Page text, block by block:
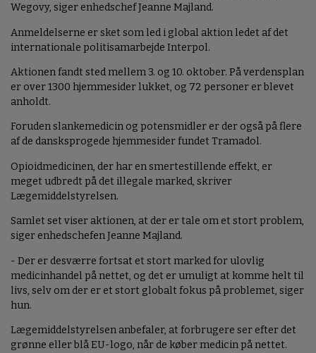
Wegovy, siger enhedschef Jeanne Majland.
Anmeldelserne er sket som led i global aktion ledet af det
internationale politisamarbejde Interpol.
Aktionen fandt sted mellem 3. og 10. oktober. På verdensplan
er over 1300 hjemmesider lukket, og 72 personer er blevet
anholdt.
Foruden slankemedicin og potensmidler er der også på flere
af de dansksprogede hjemmesider fundet Tramadol.
Opioidmedicinen, der har en smertestillende effekt, er
meget udbredt på det illegale marked, skriver
Lægemiddelstyrelsen.
Samlet set viser aktionen, at der er tale om et stort problem,
siger enhedschefen Jeanne Majland.
- Der er desværre fortsat et stort marked for ulovlig
medicinhandel på nettet, og det er umuligt at komme helt til
livs, selv om der er et stort globalt fokus på problemet, siger
hun.
Lægemiddelstyrelsen anbefaler, at forbrugere ser efter det
grønne eller blå EU-logo, når de køber medicin på nettet.